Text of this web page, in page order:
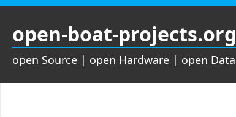
Zum
springen
open-boat-projects.org
open Source | open Hardware | open Data